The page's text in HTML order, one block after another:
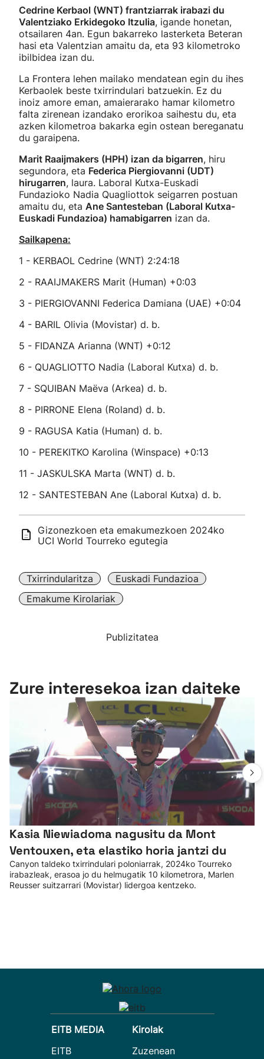
Cedrine Kerbaol (WNT) frantziarrak irabazi du
Valentziako Erkidegoko Itzulia, igande honetan,
otsailaren 4an. Egun bakarreko lasterketa Beteran
hasi eta Valentzian amaitu da, eta 93 kilometroko
ibilbidea izan du.
La Frontera lehen mailako mendatean egin du ihes
Kerbaolek beste txirrindulari batzuekin. Ez du
inoiz amore eman, amaierarako hamar kilometro
falta zirenean izandako erorikoa saihestu du, eta
azken kilometroa bakarka egin ostean bereganatu
du garaipena.
Marit Raaijmakers (HPH) izan da bigarren, hiru
segundora, eta Federica Piergiovanni (UDT)
hirugarren, laura. Laboral Kutxa-Euskadi
Fundazioko Nadia Quagliottok seigarren postuan
amaitu du, eta Ane Santesteban (Laboral Kutxa-
Euskadi Fundazioa) hamabigarren izan da.
Sailkapena:
1 - KERBAOL Cedrine (WNT) 2:24:18
2 - RAAIJMAKERS Marit (Human) +0:03
3 - PIERGIOVANNI Federica Damiana (UAE) +0:04
4 - BARIL Olivia (Movistar) d. b.
5 - FIDANZA Arianna (WNT) +0:12
6 - QUAGLIOTTO Nadia (Laboral Kutxa) d. b.
7 - SQUIBAN Maëva (Arkea) d. b.
8 - PIRRONE Elena (Roland) d. b.
9 - RAGUSA Katia (Human) d. b.
10 - PEREKITKO Karolina (Winspace) +0:13
11 - JASKULSKA Marta (WNT) d. b.
12 - SANTESTEBAN Ane (Laboral Kutxa) d. b.
Gizonezkoen eta emakumezkoen 2024ko
UCI World Tourreko egutegia
Txirrindularitza
Euskadi Fundazioa
Emakume Kirolariak
Publizitatea
Zure interesekoa izan daiteke
Kasia Niewiadoma nagusitu da Mont
Ventouxen, eta elastiko horia jantzi du
Canyon taldeko txirrindulari poloniarrak, 2024ko Tourreko
irabazleak, erasoa jo du helmugatik 10 kilometrora, Marlen
Reusser suitzarrari (Movistar) lidergoa kentzeko.
EITB MEDIA
EITB
Kirolak
Zuzenean